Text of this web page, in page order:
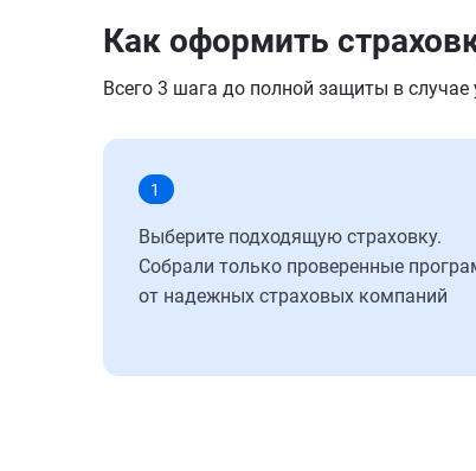
Как оформить
Всего 3 шага до полной защиты в случае
1
Выберите подходящую страховку.
Собрали только проверенные
от надежных страховых компаний